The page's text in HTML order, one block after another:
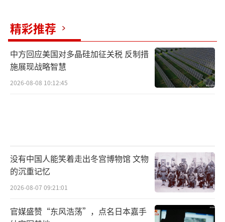
精彩推荐
中方回应美国对多晶硅加征关税 反制措
施展现战略智慧
2026-08-08 10:12:45
没有中国人能笑着走出冬宫博物馆 文物
的沉重记忆
2026-08-07 09:21:01
官媒盛赞“东风浩荡”，点名日本嘉手